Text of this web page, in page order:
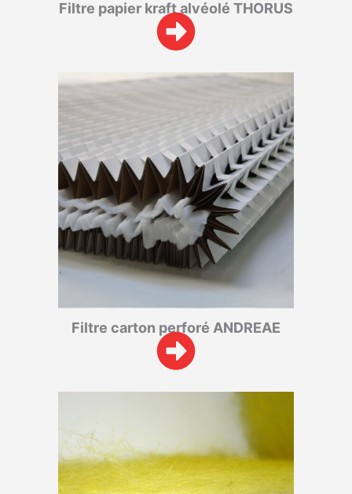
Filtre papier kraft alvéolé THORUS
Filtre carton perforé ANDREAE